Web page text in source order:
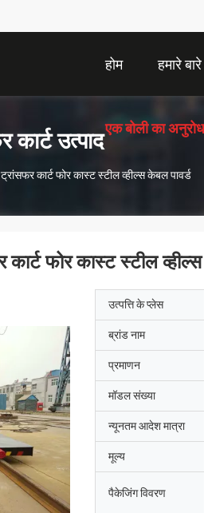
होम हमारे
एक बोली का अनुरोध
उत्पाद
कार्ट फोर कास्ट स्टील व्हील्स केबल पावर्ड
फोर कास्ट स्टील
उत्पत्ति के प्लेस
ब्रांड नाम
प्रमाणन
मॉडल संख्या
न्यूनतम आदेश मात्रा
मूल्य
पैकेजिंग विवरण